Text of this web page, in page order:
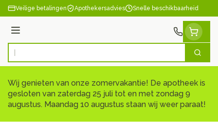
Ga naar de inhoud
Veilige betalingen Apothekersadvies Snelle beschikbaarheid
Menu
Product, merk, categorie... Zoek
Wij genieten van onze zomervakantie! De apotheek is
gesloten van zaterdag 25 juli tot en met zondag 9
augustus. Maandag 10 augustus staan wij weer paraat!